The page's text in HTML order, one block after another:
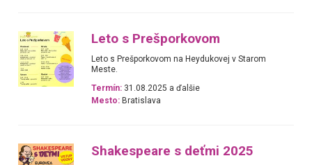
Leto s Prešporkovom
Leto s Prešporkovom na Heydukovej v Starom
Meste.
Termín: 31.08.2025 a ďalšie
Mesto: Bratislava
Shakespeare s deťmi 2025